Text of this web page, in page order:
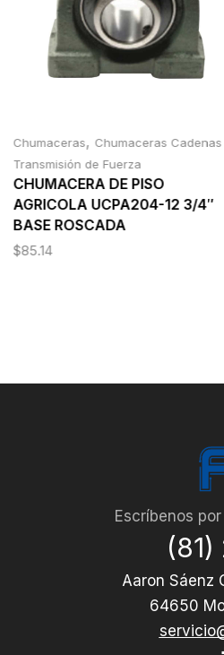
Chumaceras, Chumaceras
Transmisión de Fuerza
CHUMACERA DE PISO
AGRICOLA UCPA204-12 3/4″
BASE ROSCADA
$85.14
Escríbenos
Aaron Sáenz
64650